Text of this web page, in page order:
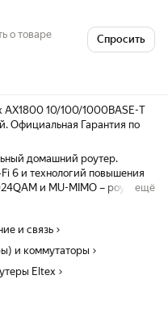
о товаре
Спросить
AX1800 10/100/1000BASE-T
Официальная Гарантия по
домашний роутер.
6 и технологий повышения
и MU-MIMO – роутер
«по воздуху» более 1,7
для эффективного
Например, к сети 5 ГГц
устройства –
ещё
и связь
и коммутаторы
Eltex